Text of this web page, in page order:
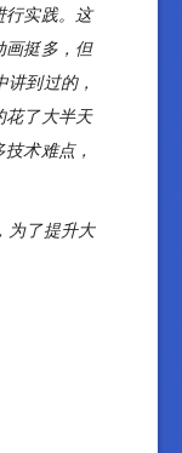
行实践。这
画挺多，但
到过的，
花了大半天
术难点，
为了提升大